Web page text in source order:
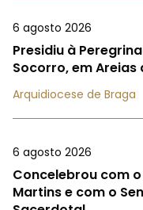
6 agosto 2026
Presidiu à
Socorro, em Areias
Arquidiocese de Braga
6 agosto 2026
Concelebrou com
Martins e com o